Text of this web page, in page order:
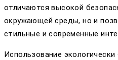
отличаются высокой
окружающей среды, но и
стильные и современные
Использование